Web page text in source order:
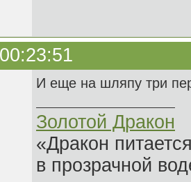
И еще на шляпу три
Золотой Дракон
«Дракон
в прозрачной